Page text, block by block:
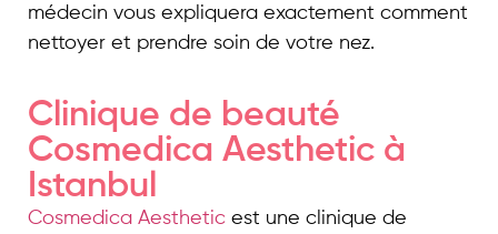
médecin vous expliquera exactement comment
nettoyer et prendre soin de votre nez.
Clinique de beauté
Cosmedica Aesthetic à
Istanbul
Cosmedica Aesthetic est une clinique de